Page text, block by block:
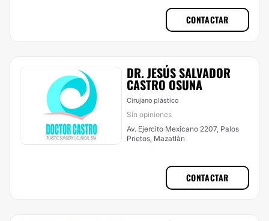
CONTACTAR
DR. JESÚS SALVADOR
CASTRO OSUNA
Cirujano plástico
Sin opiniones
Av. Ejercito Mexicano 2207, Palos
Prietos, Mazatlán
CONTACTAR